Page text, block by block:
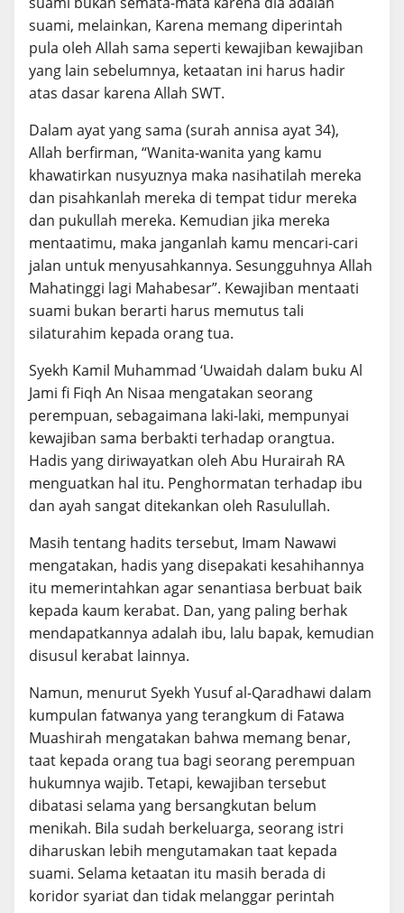
suami, melainkan, Karena memang diperintah
pula oleh Allah sama seperti kewajiban kewajiban
yang lain sebelumnya, ketaatan ini harus hadir
atas dasar karena Allah SWT.
Dalam ayat yang sama (surah annisa ayat 34),
Allah berfirman, “Wanita-wanita yang kamu
khawatirkan nusyuznya maka nasihatilah mereka
dan pisahkanlah mereka di tempat tidur mereka
dan pukullah mereka. Kemudian jika mereka
mentaatimu, maka janganlah kamu mencari-cari
jalan untuk menyusahkannya. Sesungguhnya Allah
Mahatinggi lagi Mahabesar”. Kewajiban mentaati
suami bukan berarti harus memutus tali
silaturahim kepada orang tua.
Syekh Kamil Muhammad ‘Uwaidah dalam buku Al
Jami fi Fiqh An Nisaa mengatakan seorang
perempuan, sebagaimana laki-laki, mempunyai
kewajiban sama berbakti terhadap orangtua.
Hadis yang diriwayatkan oleh Abu Hurairah RA
menguatkan hal itu. Penghormatan terhadap ibu
dan ayah sangat ditekankan oleh Rasulullah.
Masih tentang hadits tersebut, Imam Nawawi
mengatakan, hadis yang disepakati kesahihannya
itu memerintahkan agar senantiasa berbuat baik
kepada kaum kerabat. Dan, yang paling berhak
mendapatkannya adalah ibu, lalu bapak, kemudian
disusul kerabat lainnya.
Namun, menurut Syekh Yusuf al-Qaradhawi dalam
kumpulan fatwanya yang terangkum di Fatawa
Muashirah mengatakan bahwa memang benar,
taat kepada orang tua bagi seorang perempuan
hukumnya wajib. Tetapi, kewajiban tersebut
dibatasi selama yang bersangkutan belum
menikah. Bila sudah berkeluarga, seorang istri
diharuskan lebih mengutamakan taat kepada
suami. Selama ketaatan itu masih berada di
koridor syariat dan tidak melanggar perintah